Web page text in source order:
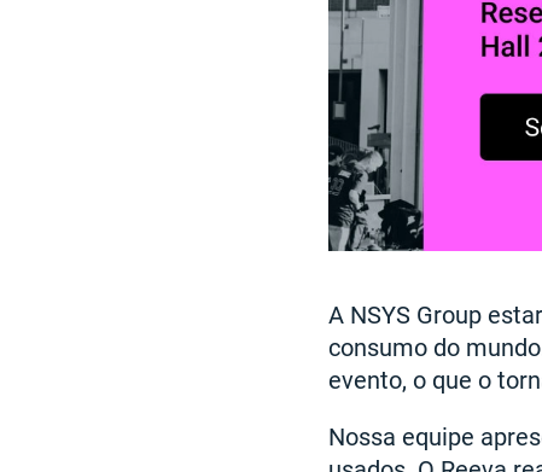
A NSYS Group
consumo do
evento, o que o
Nossa equipe